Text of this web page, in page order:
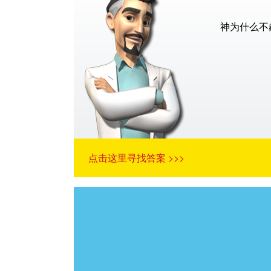
神为什么
点击这里寻找答案 >>>